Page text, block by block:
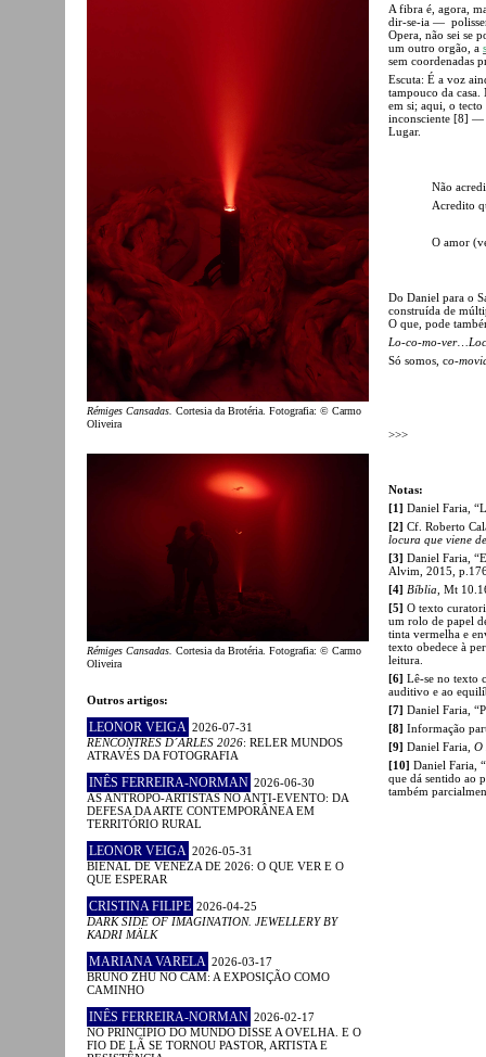
Rémiges Cansadas. Cortesia da Brotéria. Fotografia: © Carmo
Oliveira
Rémiges Cansadas. Cortesia da Brotéria. Fotografia: © Carmo
Oliveira
Outros artigos:
LEONOR VEIGA 2026-07-31
RENCONTRES D´ARLES 2026: RELER MUNDOS
ATRAVÉS DA FOTOGRAFIA
INÊS FERREIRA-NORMAN 2026-06-30
AS ANTROPO-ARTISTAS NO ANTI-EVENTO: DA
DEFESA DA ARTE CONTEMPORÂNEA EM
TERRITÓRIO RURAL
LEONOR VEIGA 2026-05-31
BIENAL DE VENEZA DE 2026: O QUE VER E O
QUE ESPERAR
CRISTINA FILIPE 2026-04-25
DARK SIDE OF IMAGINATION. JEWELLERY BY
KADRI MÄLK
MARIANA VARELA 2026-03-17
BRUNO ZHU NO CAM: A EXPOSIÇÃO COMO
CAMINHO
INÊS FERREIRA-NORMAN 2026-02-17
NO PRINCÍPIO DO MUNDO DISSE A OVELHA. E O
FIO DE LÃ SE TORNOU PASTOR, ARTISTA E
A fibra é, agora,
dir-se-ia —
Opera, não sei se
um outro orgão, a
sem coordenadas
Escuta: É a voz
tampouco da
em si; aqui, o
inconsciente [8] —
Lugar.
Não
Acredito
O amor
Do Daniel para o
construída de
O que, pode
Lo-co-mo-ver…
Só somos, co-
>>>
Notas:
[1] Daniel Faria,
[2] Cf. Roberto
locura que viene
[3] Daniel Faria,
Alvim, 2015,
[4] Bíblia , Mt
[5] O texto
um rolo de papel
tinta vermelha e
texto obedece à
leitura.
[6] Lê-se no texto
auditivo e ao
[7] Daniel Faria,
[8] Informação
[9] Daniel Faria, O
[10] Daniel Faria,
que dá sentido ao
também